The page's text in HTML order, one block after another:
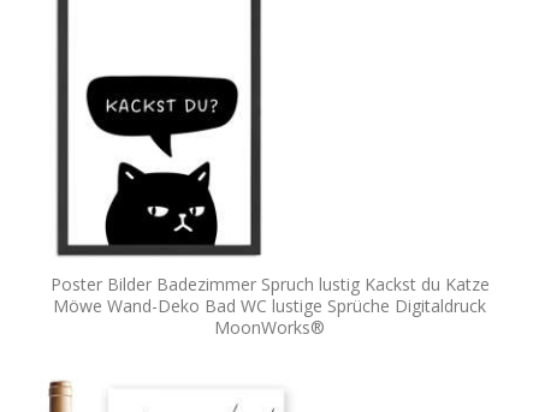
Poster Bilder Badezimmer Spruch lustig Kackst du Katze
Möwe Wand-Deko Bad WC lustige Sprüche Digitaldruck
MoonWorks®